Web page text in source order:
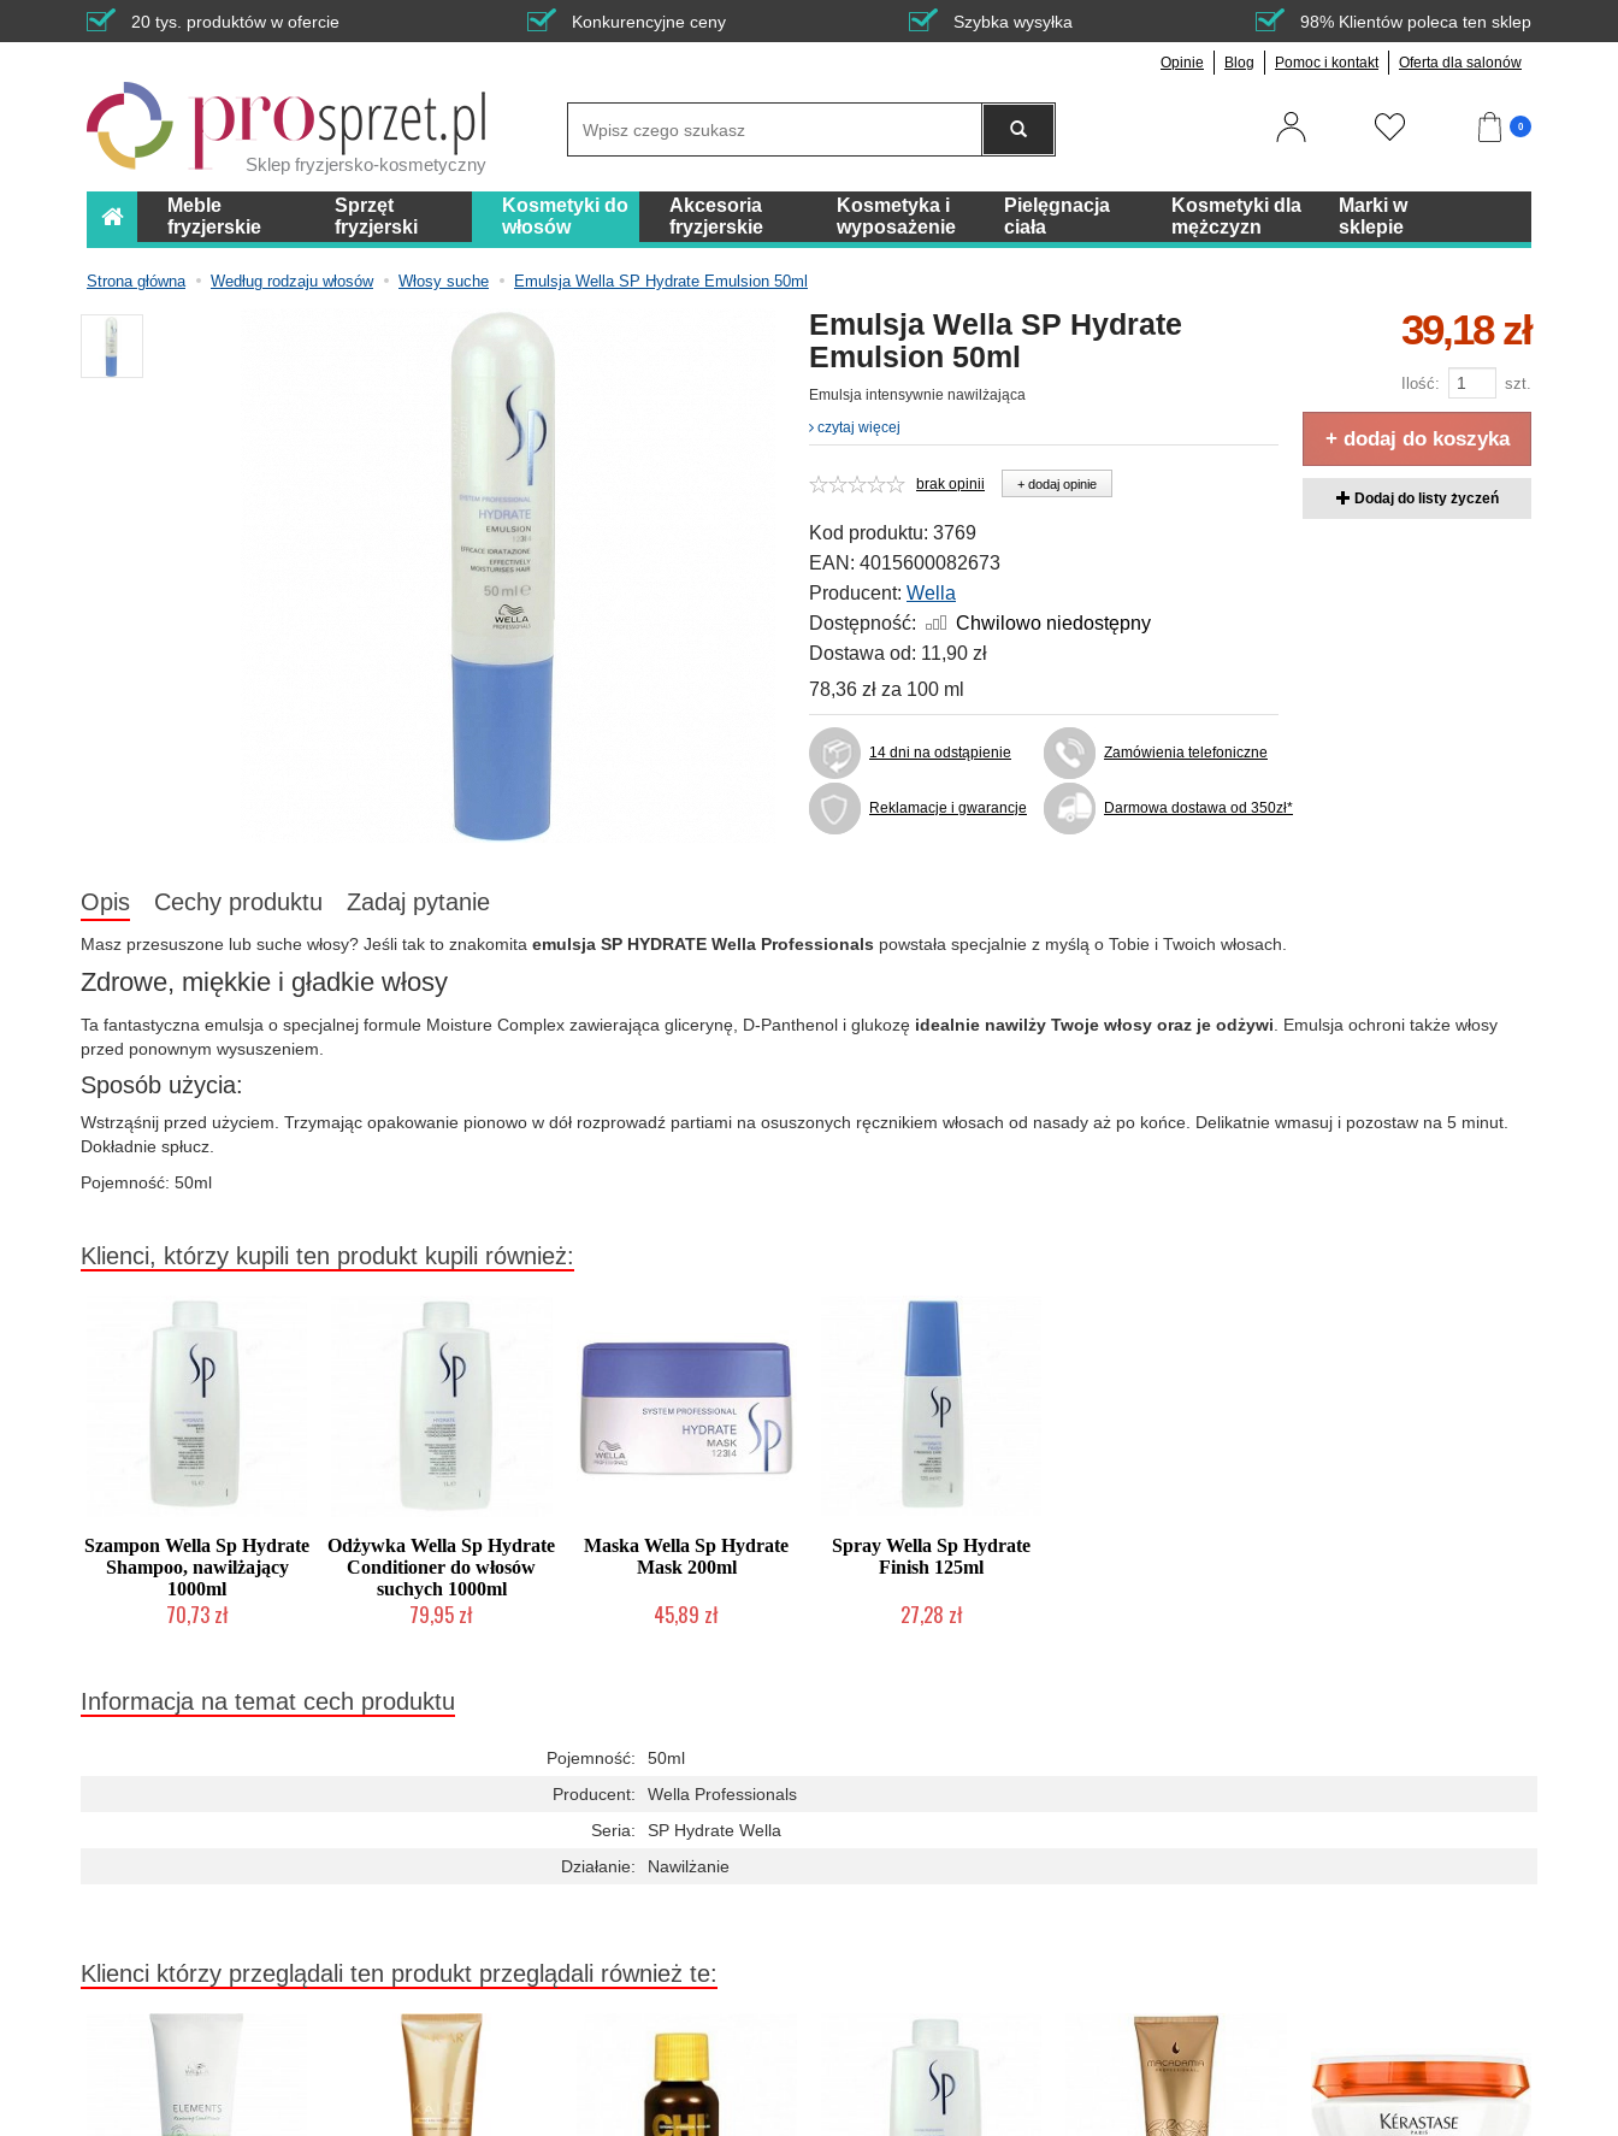
20 tys. produktów w ofercie Konkurencyjne ceny Szybka wysyłka 98% Klientów poleca ten sklep
Opinie Blog Pomoc i kontakt Oferta dla salonów
Sklep fryzjersko-kosmetyczny
0
Meble
fryzjerskie
Sprzęt
fryzjerski
Kosmetyki do
włosów
Akcesoria
fryzjerskie
Kosmetyka i
wyposażenie
Pielęgnacja
ciała
Kosmetyki dla
mężczyzn
Marki w
sklepie
Strona główna Według rodzaju włosów Włosy suche Emulsja Wella SP Hydrate Emulsion 50ml
Emulsja Wella SP Hydrate
Emulsion 50ml
Emulsja intensywnie nawilżająca
czytaj więcej
brak opinii + dodaj opinie
Kod produktu: 3769
EAN: 4015600082673
Producent: Wella
Dostępność:
Chwilowo niedostępny
Dostawa od: 11,90 zł
78,36 zł za 100 ml
14 dni na odstąpienie Zamówienia telefoniczne
Reklamacje i gwarancje Darmowa dostawa od 350zł*
39,18 zł
Ilość: szt.
+ dodaj do koszyka
Dodaj do listy życzeń
Opis Cechy produktu Zadaj pytanie
Masz przesuszone lub suche włosy? Jeśli tak to znakomita emulsja SP HYDRATE Wella Professionals powstała specjalnie z myślą o Tobie i Twoich włosach.
Zdrowe, miękkie i gładkie włosy
Ta fantastyczna emulsja o specjalnej formule Moisture Complex zawierająca glicerynę, D-Panthenol i glukozę idealnie nawilży Twoje włosy oraz je odżywi . Emulsja ochroni także włosy
przed ponownym wysuszeniem.
Sposób użycia:
Wstrząśnij przed użyciem. Trzymając opakowanie pionowo w dół rozprowadź partiami na osuszonych ręcznikiem włosach od nasady aż po końce. Delikatnie wmasuj i pozostaw na 5 minut.
Dokładnie spłucz.
Pojemność: 50ml
Klienci, którzy kupili ten produkt kupili również:
Szampon Wella Sp Hydrate
Shampoo, nawilżający
1000ml
70,73 zł
Odżywka Wella Sp Hydrate
Conditioner do włosów
suchych 1000ml
79,95 zł
Maska Wella Sp Hydrate
Mask 200ml
45,89 zł
Spray Wella Sp Hydrate
Finish 125ml
27,28 zł
Informacja na temat cech produktu
Pojemność:
50ml
Producent:
Wella Professionals
Seria:
SP Hydrate Wella
Działanie:
Nawilżanie
Klienci którzy przeglądali ten produkt przeglądali również te: